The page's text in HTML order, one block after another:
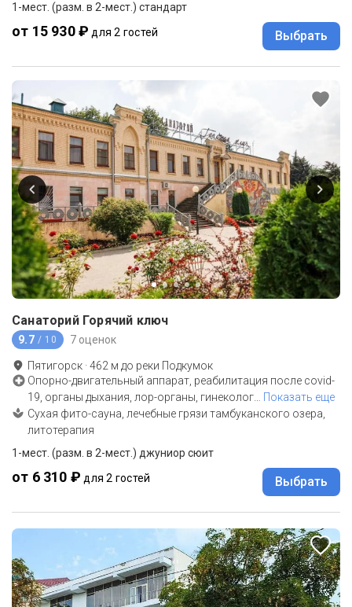
1-мест. (разм. в 2-мест.) стандарт
от 15 930 ₽ для 2 гостей Выбрать
Санаторий Горячий ключ
9.7 / 10 7 оценок
Пятигорск ·462 м до реки Подкумок
Опорно-двигательный аппарат, реабилитация после covid-
19, органы дыхания, лор-органы, гинеколог… Показать еще
Сухая фито-сауна, лечебные грязи тамбуканского озера,
литотерапия
1-мест. (разм. в 2-мест.) джуниор сюит
от 6 310 ₽ для 2 гостей Выбрать